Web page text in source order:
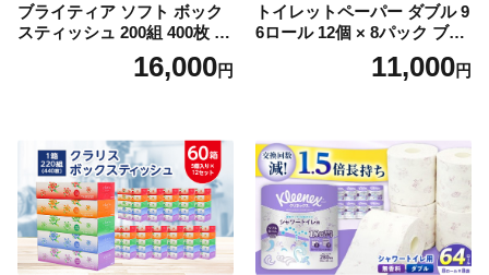
ブライティア ソフト ボック
スティッシュ 200組 400枚 60
箱 日本製 まとめ買い ティッ
シュ リサイクル 長持 防災 常
倶知安町 日用品
16,000円
トイレットペーパー ダブル 9
6ロール 12個 × 8パック ブラ
ンカ 再生紙 100％ 芯あり 日
用品 消耗品 無香料 生活用品
11,000円